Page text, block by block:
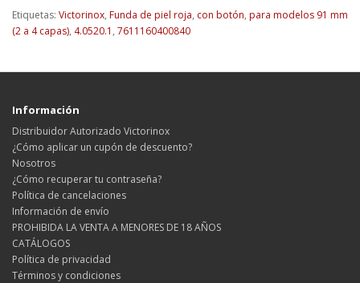
Etiquetas: Victorinox, Funda de piel roja, con botón, para modelos 91 mm
(2 a 4 capas), 4.0520.1 , 7611160400840
Información
Distribuidor Autorizado Victorinox
¿Cómo aplicar un cupón de descuento?
Nosotros
¿Cómo recuperar tu contraseña?
Política de cancelaciones
Información de envío
PROHIBIDA LA VENTA A MENORES DE 18 AÑOS
CATÁLOGOS
Política de privacidad
Términos y condiciones